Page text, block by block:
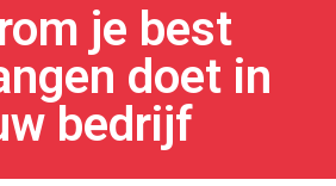
je best
doet in
bedrijf